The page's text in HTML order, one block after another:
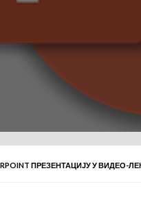
ПРЕЗЕНТАЦИЈУ У ВИДЕО-